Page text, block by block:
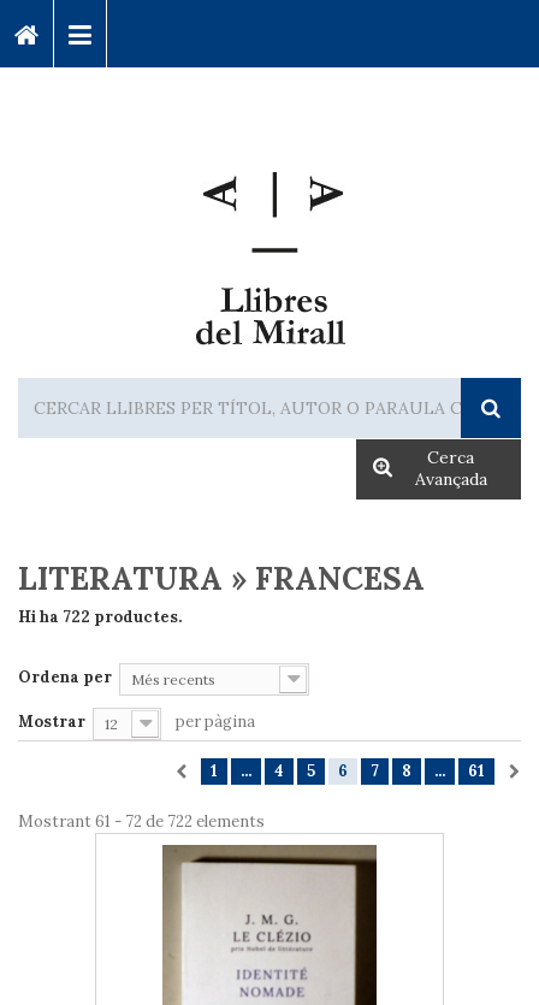
Cerca
Avançada
LITERATURA » FRANCESA
Hi ha 722 productes.
Ordena per Més recents
Mostrar 12 per pàgina
1 ... 4 5 6 7 8 ... 61
Mostrant 61 - 72 de 722 elements